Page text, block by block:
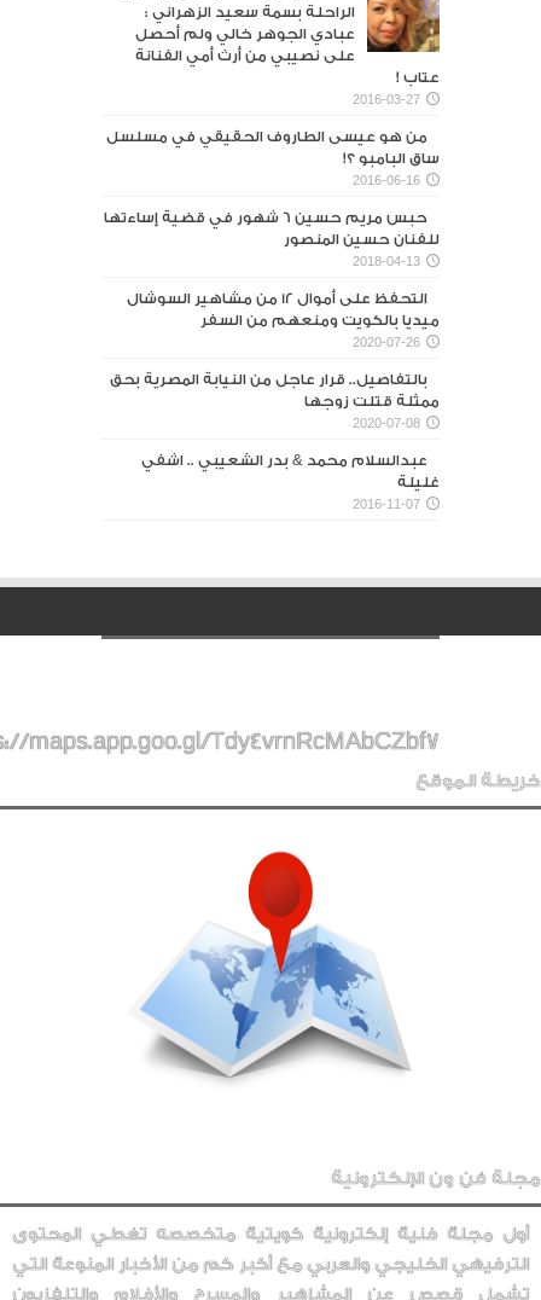
الراحلة بسمة سعيد الزهراني :
عبادي الجوهر خالي ولم أحصل
على نصيبي من أرث أمي الفنانة
عتاب !
2016-03-27
من هو عيسى الطاروف الحقيقي في مسلسل
ساق البامبو ؟!
2016-06-16
حبس مريم حسين 6 شهور في قضية إساءتها
للفنان حسين المنصور‎
2018-04-13
التحفظ على أموال 12 من مشاهير السوشال
ميديا بالكويت ومنعهم من السفر
2020-07-26
بالتفاصيل.. قرار عاجل من النيابة المصرية بحق
ممثلة قتلت زوجها
2020-07-08
عبدالسلام محمد & بدر الشعيبي .. اشفي
غليلة
2016-11-07
maps.app.goo.gl/Tdy4vrnRcMAbCZbf7
خريطة الموقع
مجلة فن ون الإلكترونية
أول مجلة فنية إلكترونية كويتية متخصصه تغطي المحتوى
الترفيهي الخليجي والعربي مع أكبر كم من الأخبار المنوعة التي
تشمل قصص عن المشاهير والمسرح والأفلام والتلفزيون